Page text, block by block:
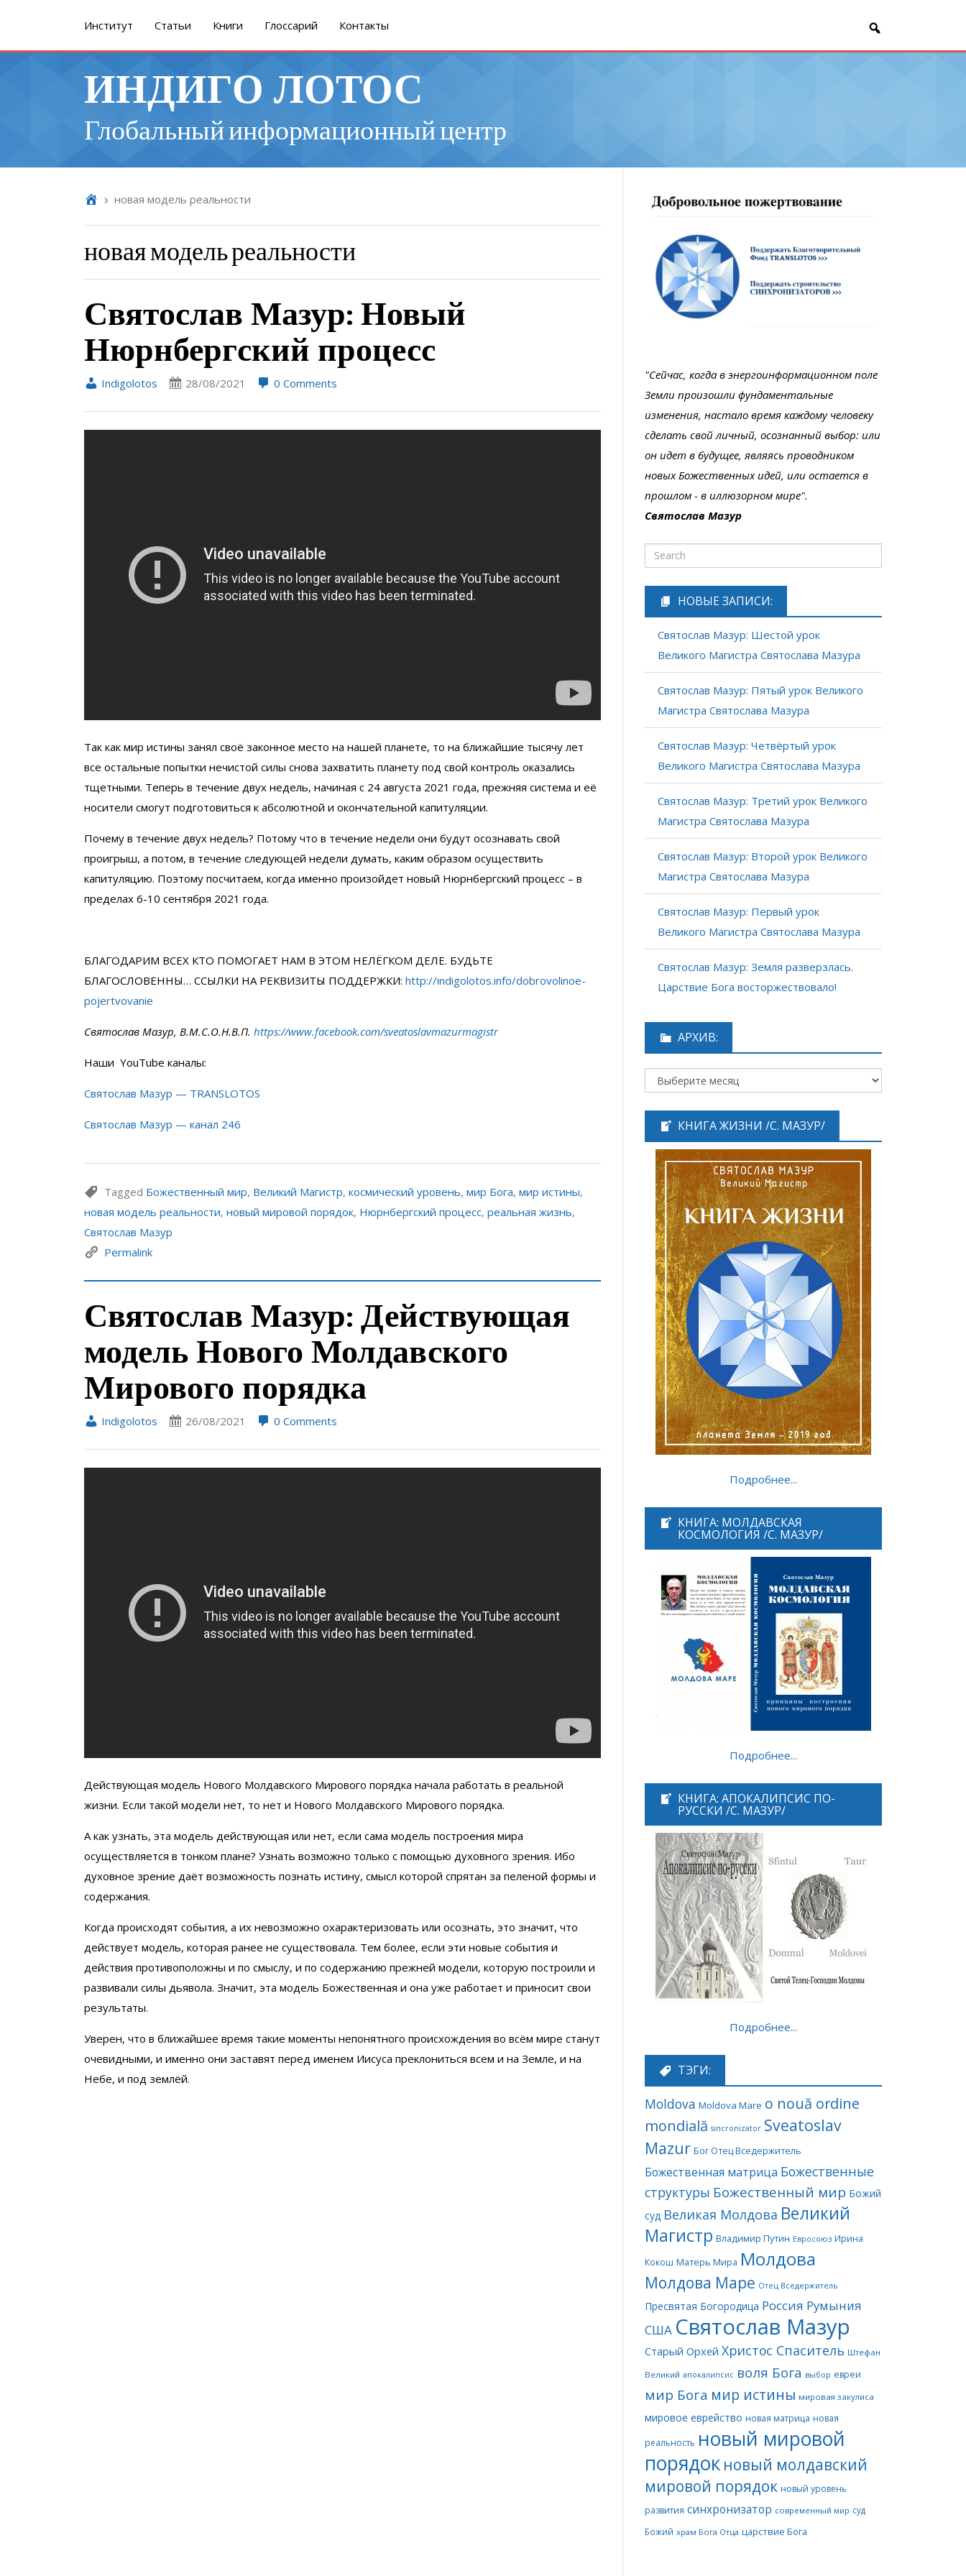
Институт Cтатьи Книги Глоссарий Контакты
ИНДИГО ЛОТОС
Глобальный информационный центр
новая модель реальности
новая модель реальности
Святослав Мазур: Новый
Нюрнбергский процесс
Indigolotos 28/08/2021 0 Comments
Так как мир истины занял своё законное место на нашей планете, то на ближайшие тысячу лет
все остальные попытки нечистой силы снова захватить планету под свой контроль оказались
тщетными. Теперь в течение двух недель, начиная с 24 августа 2021 года, прежняя система и её
носители смогут подготовиться к абсолютной и окончательной капитуляции.
Почему в течение двух недель? Потому что в течение недели они будут осознавать свой
проигрыш, а потом, в течение следующей недели думать, каким образом осуществить
капитуляцию. Поэтому посчитаем, когда именно произойдет новый Нюрнбергский процесс – в
пределах 6-10 сентября 2021 года.
БЛАГОДАРИМ ВСЕХ КТО ПОМОГАЕТ НАМ В ЭТОМ НЕЛЁГКОМ ДЕЛЕ. БУДЬТЕ
БЛАГОСЛОВЕННЫ… ССЫЛКИ НА РЕКВИЗИТЫ ПОДДЕРЖКИ: http://indigolotos.info/dobrovolinoe-
pojertvovanie
Святослав Мазур, В.М.С.О.Н.В.П. https://www.facebook.com/sveatoslavmazurmagistr
Наши YouTube каналы:
Святослав Мазур — TRANSLOTOS
Святослав Мазур — канал 246
Tagged Божественный мир, Великий Магистр, космический уровень, мир Бога, мир истины,
новая модель реальности, новый мировой порядок, Нюрнбергский процесс, реальная жизнь,
Святослав Мазур
Permalink
Святослав Мазур: Действующая
модель Нового Молдавского
Мирового порядка
Indigolotos 26/08/2021 0 Comments
Действующая модель Нового Молдавского Мирового порядка начала работать в реальной
жизни. Если такой модели нет, то нет и Нового Молдавского Мирового порядка.
А как узнать, эта модель действующая или нет, если сама модель построения мира
осуществляется в тонком плане? Узнать возможно только с помощью духовного зрения. Ибо
духовное зрение даёт возможность познать истину, смысл которой спрятан за пеленой формы и
содержания.
Когда происходят события, а их невозможно охарактеризовать или осознать, это значит, что
действует модель, которая ранее не существовала. Тем более, если эти новые события и
действия противоположны и по смыслу, и по содержанию прежней модели, которую построили и
развивали силы дьявола. Значит, эта модель Божественная и она уже работает и приносит свои
результаты.
Уверен, что в ближайшее время такие моменты непонятного происхождения во всём мире станут
очевидными, и именно они заставят перед именем Иисуса преклониться всем и на Земле, и на
Небе, и под землёй.
"Сейчас, когда в энергоинформационном поле
Земли произошли фундаментальные
изменения, настало время каждому человеку
сделать свой личный, осознанный выбор: или
он идет в будущее, являясь проводником
новых Божественных идей, или остается в
прошлом - в иллюзорном мире".
Святослав Мазур
НОВЫЕ ЗАПИСИ:
Святослав Мазур: Шестой урок
Великого Магистра Святослава Мазура
Святослав Мазур: Пятый урок Великого
Магистра Святослава Мазура
Святослав Мазур: Четвёртый урок
Великого Магистра Святослава Мазура
Святослав Мазур: Третий урок Великого
Магистра Святослава Мазура
Святослав Мазур: Второй урок Великого
Магистра Святослава Мазура
Святослав Мазур: Первый урок
Великого Магистра Святослава Мазура
Святослав Мазур: Земля разверзлась.
Царствие Бога восторжествовало!
АРХИВ:
КНИГА ЖИЗНИ /С. МАЗУР/
Подробнее...
КНИГА: МОЛДАВСКАЯ
КОСМОЛОГИЯ /С. МАЗУР/
Подробнее...
КНИГА: АПОКАЛИПСИС ПО-
РУССКИ /С. МАЗУР/
Подробнее...
ТЭГИ:
Moldova Moldova Mare o nouă ordine
mondială sincronizator Sveatoslav
Mazur Бог Отец Вседержитель
Божественная матрица Божественные
структуры Божественный мир Божий
суд Великая Молдова Великий
Магистр Владимир Путин Евросоюз Ирина
Кокош Матерь Мира Молдова
Молдова Маре Отец Вседержитель
Пресвятая Богородица Россия Румыния
США Святослав Мазур
Старый Орхей Христос Спаситель Штефан
Великий апокалипсис воля Бога выбор евреи
мир Бога мир истины мировая закулиса
мировое еврейство новая матрица новая
реальность новый мировой
порядок новый молдавский
мировой порядок новый уровень
развития синхронизатор современный мир суд
Божий храм Бога Отца царствие Бога